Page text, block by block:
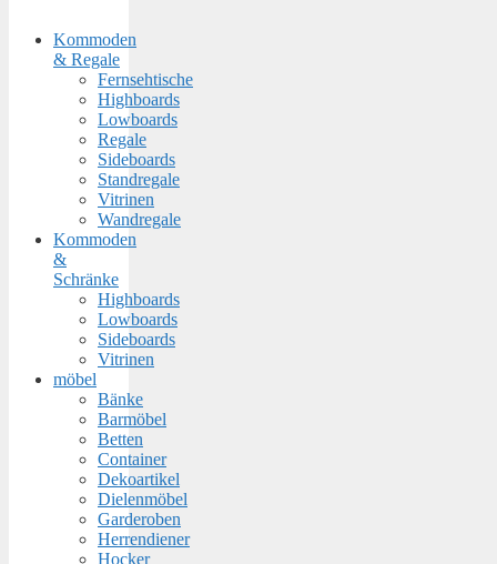
Kommoden
& Regale
Fernsehtische
Highboards
Lowboards
Regale
Sideboards
Standregale
Vitrinen
Wandregale
Kommoden
&
Schränke
Highboards
Lowboards
Sideboards
Vitrinen
möbel
Bänke
Barmöbel
Betten
Container
Dekoartikel
Dielenmöbel
Garderoben
Herrendiener
Hocker